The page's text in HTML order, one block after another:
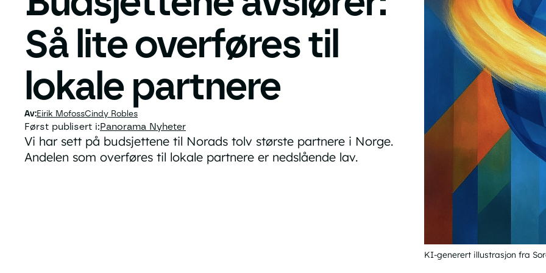
Så lite overføres til
lokale partnere
Eirik MofossCindy Robles
Først publisert i:Panorama Nyheter
Vi har sett på budsjettene til Norads tolv største partnere i Norge.
Andelen som overføres til lokale partnere er nedslående lav.
KI-generert illustrasjon fra